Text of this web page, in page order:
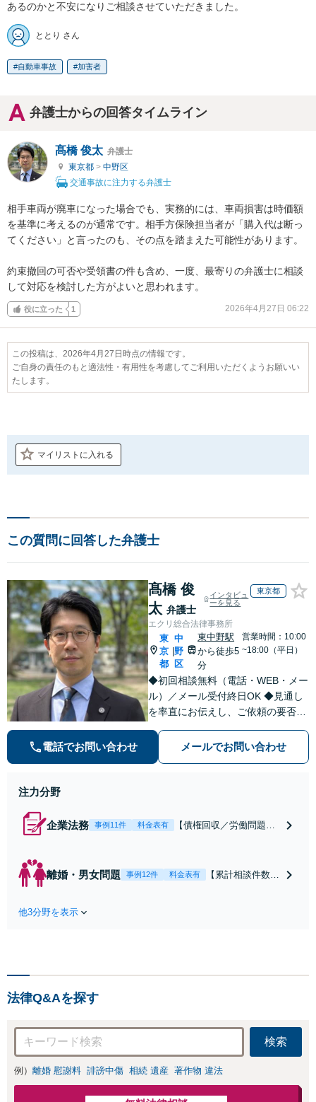
あるのかと不安になりご相談させていただきました。
ととり さん
自動車事故 加害者
弁護士からの回答タイムライン
髙橋 俊太 弁護士
東京都 > 中野区
交通事故に注力する弁護士
相手車両が廃車になった場合でも、実務的には、車両損害は時価額
を基準に考えるのが通常です。相手方保険担当者が「購入代は断っ
てください」と言ったのも、その点を踏まえた可能性があります。
約束撤回の可否や受領書の件も含め、一度、最寄りの弁護士に相談
して対応を検討した方がよいと思われます。
役に立った 1 2026年4月27日 06:22
この投稿は、2026年4月27日時点の情報です。
ご自身の責任のもと適法性・有用性を考慮してご利用いただくようお願いい
たします。
マイリストに入れる
この質問に回答した弁護士
髙橋 俊
太 弁護士
インタビュ
ーを見る
東京都
エクリ総合法律事務所
東
京
都
中
野
区
東中野駅
から徒歩5
分
営業時間：10:00
~18:00（平日）
◆初回相談無料（電話・WEB・メー
ル）／メール受付終日OK ◆見通し
を率直にお伝えし、ご依頼の要否も
解決まで弁護士本人が一貫してスピ
ーディーに対応いたします。 ◆累計
電話でお問い合わせ メールでお問い合わせ
注力分野
企業法務 事例11件 料金表有
【債権回収／労働問題／
のトラブル・会社内のト
ラブルなど、事後の解決
離婚・男女問題 事例12件 料金表有
【累計相談件数20
様の話を丁寧にう
を正確に読み取り
ます。【東京都在
住以外の方も対
応】
他3分野を表示
法律Q&Aを探す
検索
例） 離婚 慰謝料 誹謗中傷 相続 遺産 著作物 違法